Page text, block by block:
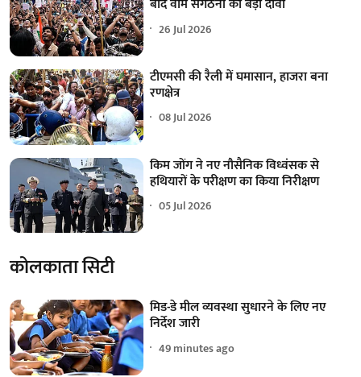
बाद वाम संगठनों का बड़ा दावा
26 Jul 2026
टीएमसी की रैली में घमासान, हाजरा बना
रणक्षेत्र
08 Jul 2026
किम जोंग ने नए नौसैनिक विध्वंसक से
हथियारों के परीक्षण का किया निरीक्षण
05 Jul 2026
कोलकाता सिटी
मिड-डे मील व्यवस्था सुधारने के लिए नए
निर्देश जारी
49 minutes ago